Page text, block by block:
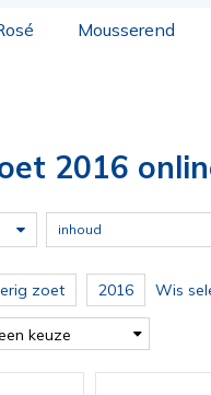
Mousserend
2016
inhoud
zoet 2016 Wis
keuze